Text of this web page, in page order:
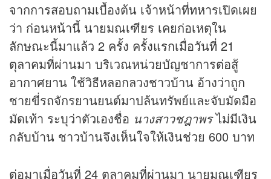
จากการสอบถามเบื้องต้น เจ้าหน้าที่ทหารเปิดเผย
ว่า ก่อนหน้านี้ นายมณเฑียร เคยก่อเหตุใน
ลักษณะนี้มาแล้ว 2 ครั้ง ครั้งแรกเมื่อวันที่ 21
ตุลาคมที่ผ่านมา บริเวณหน่วยบัญชาการต่อสู้
อากาศยาน ใช้วิธีหลอกลวงชาวบ้าน อ้างว่าถูก
ชายขี่รถจักรยานยนต์มาปล้นทรัพย์และจับมัดมือ
มัดเท้า ระบุว่าตัวเองชื่อ นางสาวชฎาพรไม่มีเงิน
กลับบ้าน ชาวบ้านจึงเห็นใจให้เงินช่วย 600 บาท
ต่อมาเมื่อวันที่ 24 ตุลาคมที่ผ่านมา นายมณเฑียร